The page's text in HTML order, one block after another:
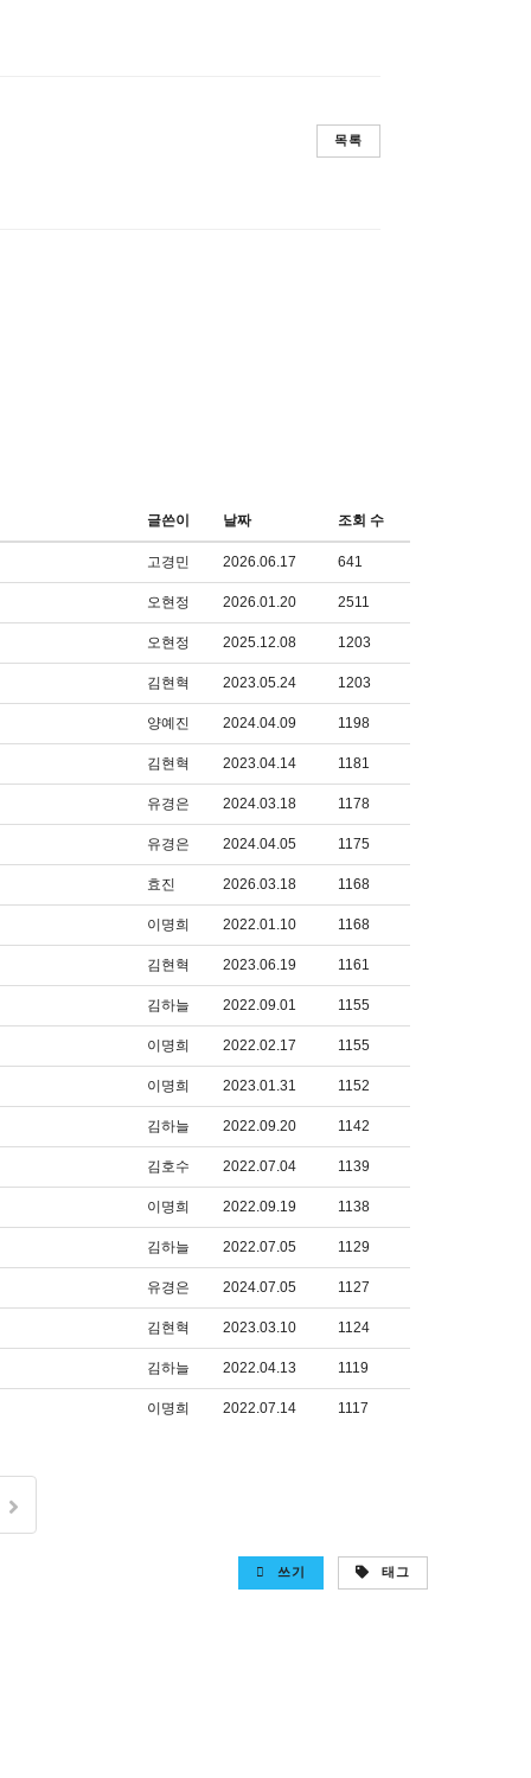
목록
글쓴이 날짜 조회 수
고경민 2026.06.17 641
오현정 2026.01.20 2511
오현정 2025.12.08 1203
김현혁 2023.05.24 1203
양예진 2024.04.09 1198
김현혁 2023.04.14 1181
유경은 2024.03.18 1178
유경은 2024.04.05 1175
효진 2026.03.18 1168
이명희 2022.01.10 1168
김현혁 2023.06.19 1161
김하늘 2022.09.01 1155
이명희 2022.02.17 1155
이명희 2023.01.31 1152
김하늘 2022.09.20 1142
김호수 2022.07.04 1139
이명희 2022.09.19 1138
김하늘 2022.07.05 1129
유경은 2024.07.05 1127
김현혁 2023.03.10 1124
김하늘 2022.04.13 1119
이명희 2022.07.14 1117
쓰기 태그